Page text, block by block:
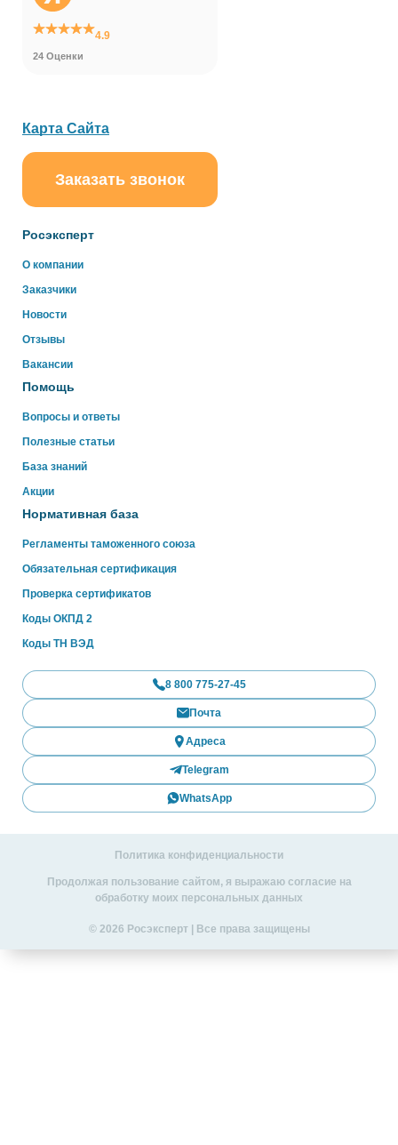
4.9
24 Оценки
Росэксперт
О компании
Заказчики
Новости
Отзывы
Вакансии
Помощь
Вопросы и ответы
Полезные статьи
База знаний
Акции
Нормативная база
Регламенты таможенного союза
Обязательная сертификация
Проверка сертификатов
Коды ОКПД 2
Коды ТН ВЭД
Карта Сайта
Заказать звонок
8 800 775-27-45
Почта
Адреса
Telegram
WhatsApp
Политика конфиденциальности
Продолжая пользование сайтом, я выражаю согласие на
обработку моих персональных данных
© 2026 Росэксперт | Все права защищены